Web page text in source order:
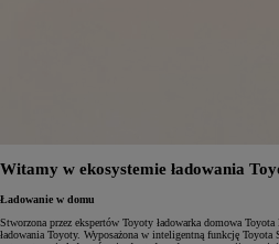
Witamy w ekosystemie ładowania
Ładowanie w domu
Stworzona przez ekspertów Toyoty ładowarka domowa
ładowania Toyoty. Wyposażona w inteligentną funkcję